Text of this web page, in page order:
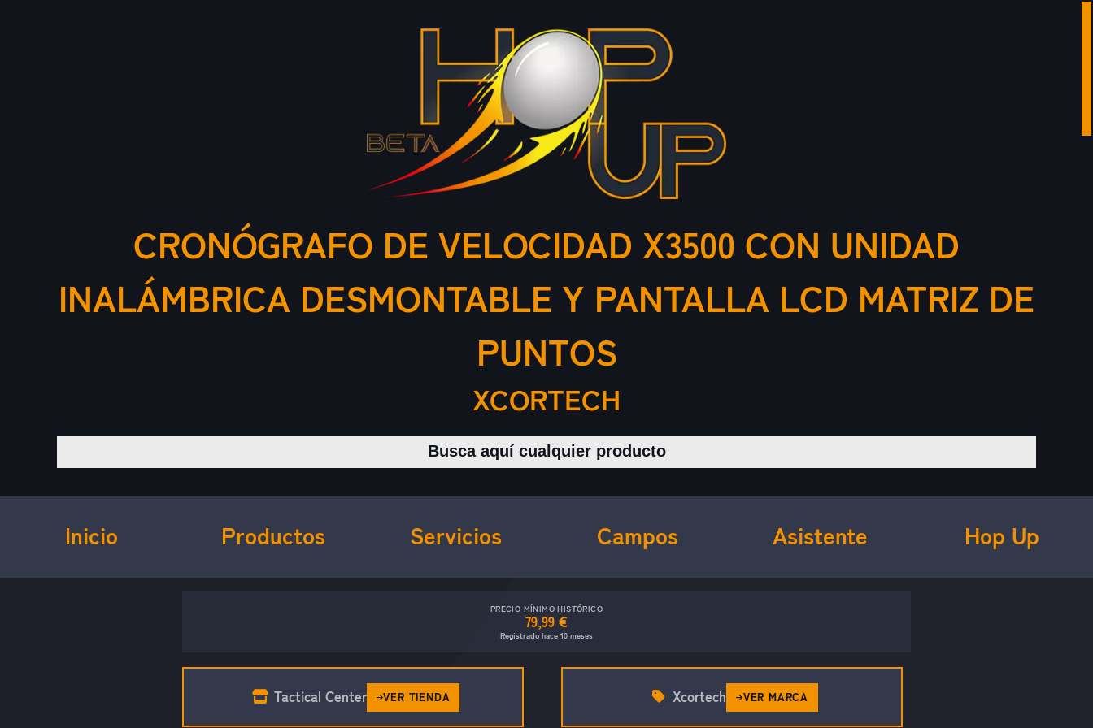
CRONÓGRAFO DE VELOCIDAD X3500 CON UNIDAD
INALÁMBRICA DESMONTABLE Y PANTALLA LCD MATRIZ DE
PUNTOS
XCORTECH
Buscar productos
Inicio Productos Servicios Campos Asistente Hop Up
PRECIO MÍNIMO HISTÓRICO
79,99 €
Registrado hace 10 meses
Tactical Center VER TIENDA Xcortech VER MARCA